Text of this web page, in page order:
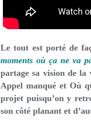
Le tout est porté de
moments où ça ne va
partage sa vision de la
Appel manqué et Où
projet puisqu’on y
son côté planant et